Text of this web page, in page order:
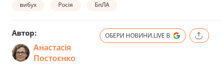
вибух Росія БпЛА
Автор:
Анастасія
Постоєнко
ОБЕРИ НОВИНИ.LIVE В